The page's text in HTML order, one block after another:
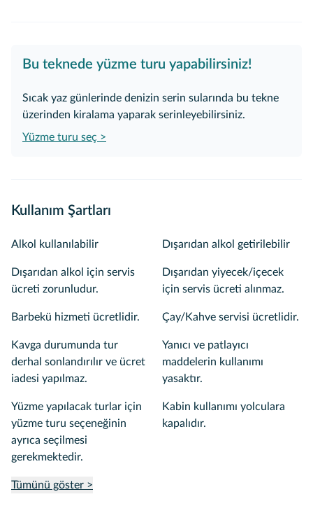
Bu teknede yüzme turu yapabilirsiniz!
Sıcak yaz günlerinde denizin serin sularında bu tekne
üzerinden kiralama yaparak serinleyebilirsiniz.
Yüzme turu seç >
Kullanım Şartları
Alkol kullanılabilir Dışarıdan alkol getirilebilir
Dışarıdan alkol için servis
ücreti zorunludur.
Dışarıdan yiyecek/içecek
için servis ücreti alınmaz.
Barbekü hizmeti ücretlidir. Çay/Kahve servisi ücretlidir.
Kavga durumunda tur
derhal sonlandırılır ve ücret
iadesi yapılmaz.
Yanıcı ve patlayıcı
maddelerin kullanımı
yasaktır.
Yüzme yapılacak turlar için
yüzme turu seçeneğinin
ayrıca seçilmesi
gerekmektedir.
Kabin kullanımı yolculara
kapalıdır.
Tümünü göster >